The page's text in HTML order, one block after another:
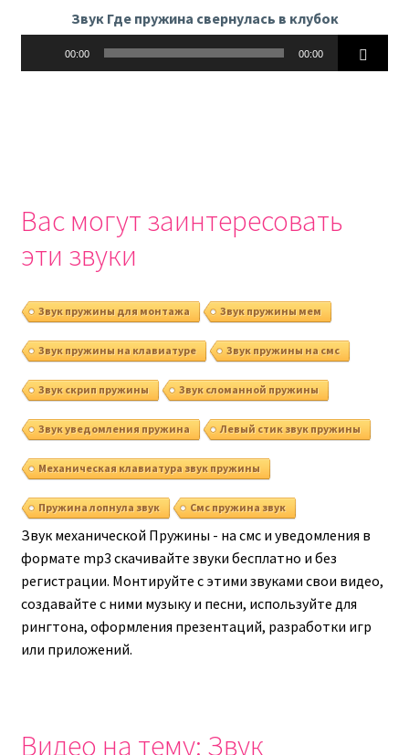
Звук Где пружина свернулась в клубок
00:00 00:00
Вас могут заинтересовать
эти звуки
Звук пружины для монтажа Звук пружины мем
Звук пружины на клавиатуре Звук пружины на смс
Звук скрип пружины Звук сломанной пружины
Звук уведомления пружина Левый стик звук пружины
Механическая клавиатура звук пружины
Пружина лопнула звук Смс пружина звук
Звук механической Пружины - на смс и уведомления в
формате mp3 скачивайте звуки бесплатно и без
регистрации. Монтируйте с этими звуками свои видео,
создавайте с ними музыку и песни, используйте для
рингтона, оформления презентаций, разработки игр
или приложений.
Видео на тему: Звук